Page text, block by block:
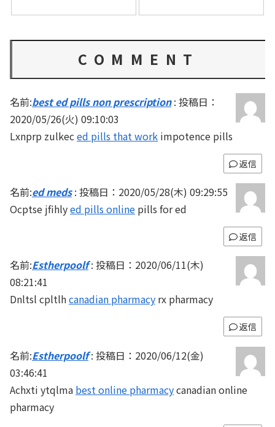
COMMENT
名前:best ed pills non prescription: 投稿日：
2020/05/26(火) 09:10:03
Lxnprp zulkeced pills that work impotence pills
返信
名前:ed meds: 投稿日：2020/05/28(木) 09:29:55
Ocptse jfihlyed pills online pills for ed
返信
名前:Estherpoolf: 投稿日：2020/06/11(木)
08:21:41
Dnltsl cpltlhcanadian pharmacy rx pharmacy
返信
名前:Estherpoolf: 投稿日：2020/06/12(金)
03:46:41
Achxti ytqlma best online pharmacycanadian online
pharmacy